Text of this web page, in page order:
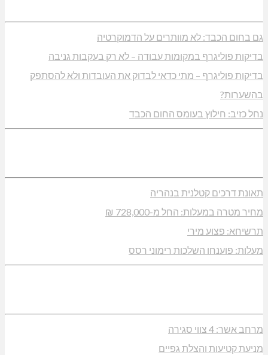
גם בחום הכבד: לא מוותרים על הדמוקרטיה
בדיקות פוליגרף במקומות עבודה – לא רק בעקבות גניבה
בדיקות פוליגרף – מתי כדאי לבדוק את העובדות ולא להסתפק
בהשערות?
נחל כזיב: חילוץ בעומס החום הכבד
תאונת דרכים קטלנית בנהריה
מחיר מטרה במעלות: החל מ-728,000 ₪
תרשיחא: פצוע מירי
מעלות: פוענחו השלכות רימוני רסס
מרחב אשר: 4 צווי סגירה
מניעת קטיעות והצלת גפיים